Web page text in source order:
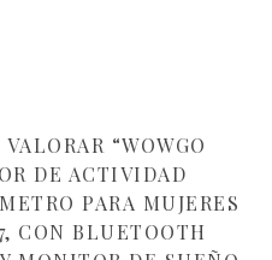
“WOWGO
DE ACTIVIDAD
PARA MUJERES
CON BLUETOOTH